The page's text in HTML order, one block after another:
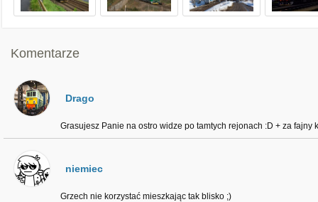
Komentarze
Drago
Grasujesz Panie na ostro widze po tamtych rejonach :D + za fajny
niemiec
Grzech nie korzystać mieszkając tak blisko ;)